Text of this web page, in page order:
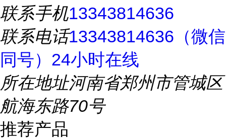
联系手机13343814636
联系电话13343814636（微信
同号）24小时在线
所在地址河南省郑州市管城区
航海东路70号
推荐产品